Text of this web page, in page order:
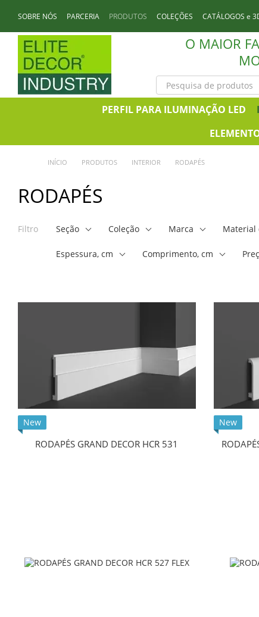
SOBRE NÓS PARCERIA PRODUTOS COLEÇÕES CATÁLOGOS e
O MAIOR
PERFIL PARA ILUMINAÇÃO LED
INÍCIO PRODUTOS INTERIOR RODAPÉS
RODAPÉS
Filtro Seção Coleção Marca Material
Espessura, cm Comprimento, сm
New
RODAPÉS GRAND DECOR HCR 531
New